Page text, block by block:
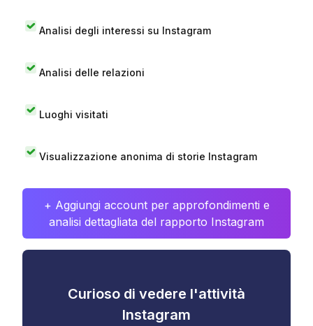
Analisi degli interessi su Instagram
Analisi delle relazioni
Luoghi visitati
Visualizzazione anonima di storie Instagram
+ Aggiungi account per approfondimenti e
analisi dettagliata del rapporto Instagram
Curioso di vedere l'attività
Instagram